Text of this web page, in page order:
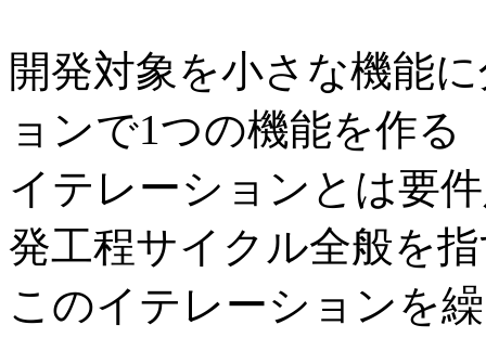
開発対象を小さな機能
ョンで1つの機能を作る
イテレーションとは要
発工程サイクル全般を
このイテレーションを